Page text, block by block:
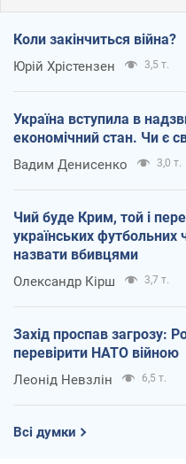
Коли закінчиться війна?
Юрій Хрістензен 3,5 т.
Україна вступила в
економічний стан. Чи є
Вадим Денисенко 3,0 т.
Чий буде Крим, той і
українських
назвати вбивцями
Олександр Кірш 3,7 т.
Захід проспав загрозу:
перевірити НАТО війною
Леонід Невзлін 6,5 т.
Всі думки